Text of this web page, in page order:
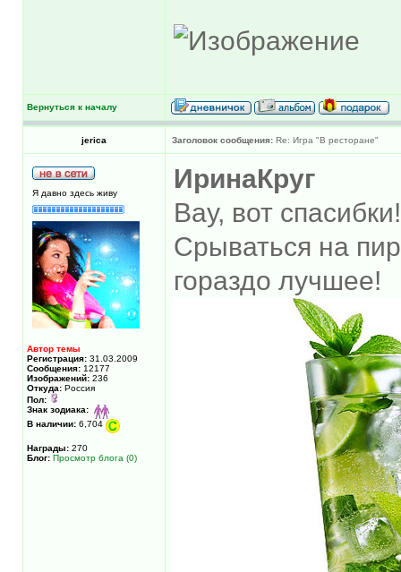
Вернуться к началу
jerica Заголовок сообщения: Re: Игра "В ресторане"
Я давно здесь живу
Автор темы
Регистрация: 31.03.2009
Сообщения: 12177
Изображений: 236
Откуда: Россия
Пол:
Знак зодиака:
В наличии: 6,704
Награды: 270
Блог: Просмотр блога (0)
ИринаКруг
Вау, вот
Срываться на
гораздо лучшее!